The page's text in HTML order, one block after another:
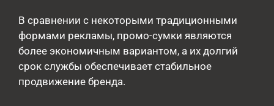
В сравнении с некоторыми традиционными
формами рекламы, промо-сумки являются
более экономичным вариантом, а их долгий
срок службы обеспечивает стабильное
продвижение бренда.